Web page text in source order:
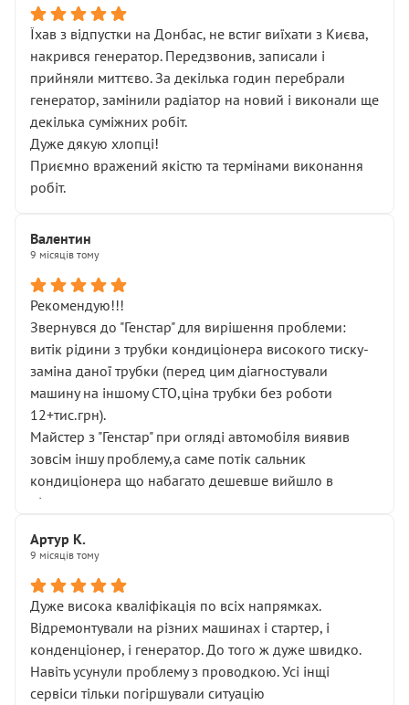
Їхав з відпустки на Донбас, не встиг виїхати з Києва,
накрився генератор. Передзвонив, записали і
прийняли миттєво. За декілька годин перебрали
генератор, замінили радіатор на новий і виконали ще
декілька суміжних робіт.
Дуже дякую хлопці!
Приємно вражений якістю та термінами виконання
робіт.
Валентин
9 місяців тому
Рекомендую!!!
Звернувся до "Генстар" для вирішення проблеми:
витік рідини з трубки кондиціонера високого тиску-
заміна даної трубки (перед цим діагностували
машину на іншому СТО,ціна трубки без роботи
12+тис.грн).
Майстер з "Генстар" при огляді автомобіля виявив
зовсім іншу проблему,а саме потік сальник
кондиціонера що набагато дешевше вийшло в
підсумку.
Артур К.
9 місяців тому
Дуже висока кваліфікація по всіх напрямках.
Відремонтували на різних машинах і стартер, і
конденціонер, і генератор. До того ж дуже швидко.
Навіть усунули проблему з проводкою. Усі інщі
сервіси тільки погіршували ситуацію